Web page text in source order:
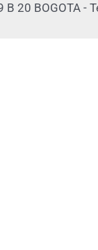
B 20 BOGOTA -